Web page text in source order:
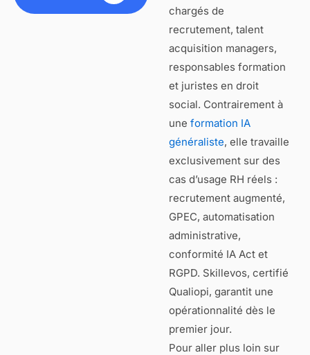
chargés de
recrutement, talent
acquisition managers,
responsables formation
et juristes en droit
social. Contrairement à
une formation IA
généraliste, elle travaille
exclusivement sur des
cas d’usage RH réels :
recrutement augmenté,
GPEC, automatisation
administrative,
conformité IA Act et
RGPD. Skillevos, certifié
Qualiopi, garantit une
opérationnalité dès le
premier jour.
Pour aller plus loin sur